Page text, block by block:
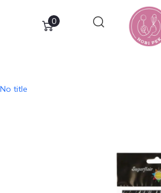
0
No title